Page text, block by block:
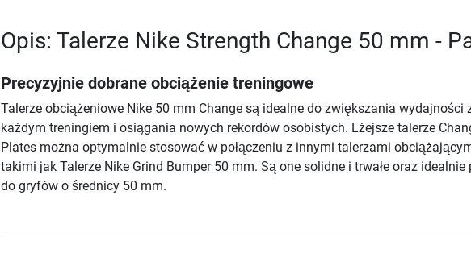
Opis: Talerze Nike Strength Change 50 mm -
Precyzyjnie dobrane obciążenie treningowe
Talerze obciążeniowe Nike 50 mm Change są idealne do zwiększania wydajności
każdym treningiem i osiągania nowych rekordów osobistych. Lżejsze talerze
Plates można optymalnie stosować w połączeniu z innymi talerzami
takimi jak Talerze Nike Grind Bumper 50 mm. Są one solidne i trwałe oraz idealnie
do gryfów o średnicy 50 mm.